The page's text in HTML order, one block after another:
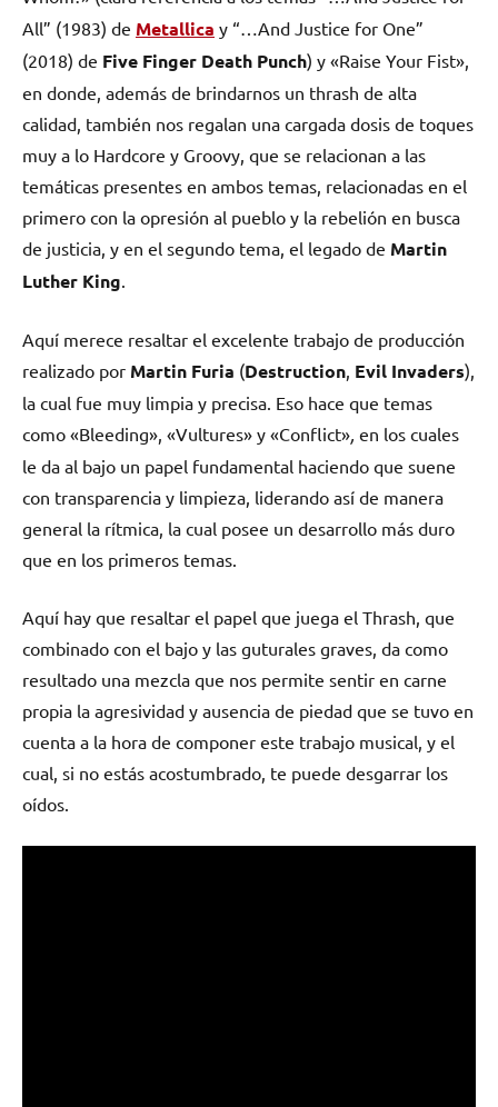
All” (1983) de Metallica y “…And Justice for One”
(2018) de Five Finger Death Punch) y «Raise Your Fist»,
en donde, además de brindarnos un thrash de alta
calidad, también nos regalan una cargada dosis de toques
muy a lo Hardcore y Groovy, que se relacionan a las
temáticas presentes en ambos temas, relacionadas en el
primero con la opresión al pueblo y la rebelión en busca
de justicia, y en el segundo tema, el legado de Martin
Luther King
Aquí merece resaltar el excelente trabajo de producción
realizado por Martin Furia (Destruction Evil Invaders),
la cual fue muy limpia y precisa. Eso hace que temas
como «Bleeding», «Vultures» y «Conflict», en los cuales
le da al bajo un papel fundamental haciendo que suene
con transparencia y limpieza, liderando así de manera
general la rítmica, la cual posee un desarrollo más duro
que en los primeros temas.
Aquí hay que resaltar el papel que juega el Thrash, que
combinado con el bajo y las guturales graves, da como
resultado una mezcla que nos permite sentir en carne
propia la agresividad y ausencia de piedad que se tuvo en
cuenta a la hora de componer este trabajo musical, y el
cual, si no estás acostumbrado, te puede desgarrar los
oídos.